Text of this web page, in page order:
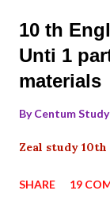
10 th
Unti 1
materials
ByCentum Study
Zeal study
SHARE 19